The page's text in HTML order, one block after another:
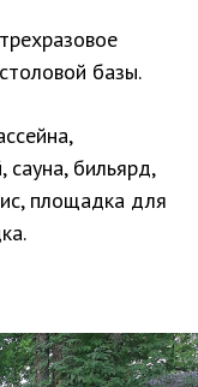
базы.
сауна, бильярд,
площадка для